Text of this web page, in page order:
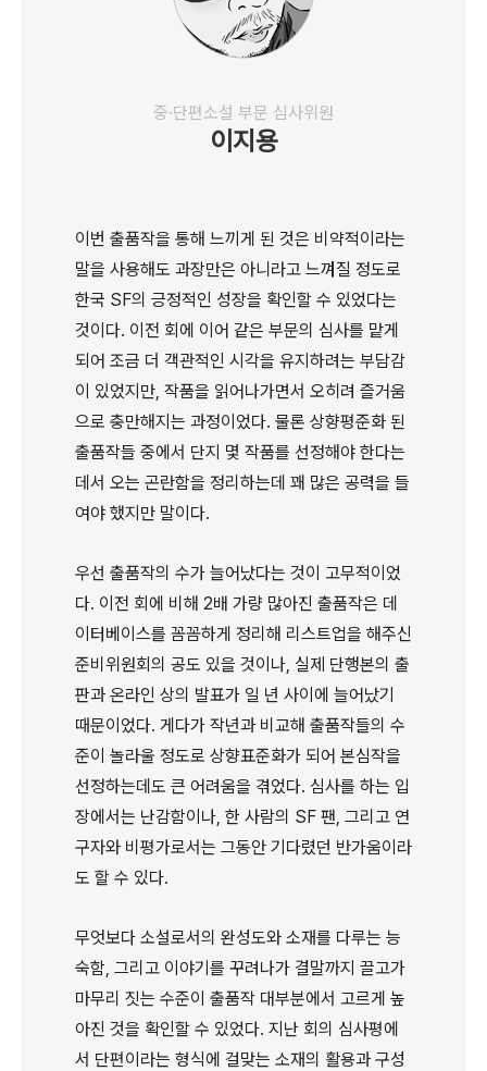
중·단편소설 부문 심사위원
이지용
이번 출품작을 통해 느끼게 된 것은 비약적이라는
말을 사용해도 과장만은 아니라고 느껴질 정도로
한국 SF의 긍정적인 성장을 확인할 수 있었다는
것이다. 이전 회에 이어 같은 부문의 심사를 맡게
되어 조금 더 객관적인 시각을 유지하려는 부담감
이 있었지만, 작품을 읽어나가면서 오히려 즐거움
으로 충만해지는 과정이었다. 물론 상향평준화 된
출품작들 중에서 단지 몇 작품를 선정해야 한다는
데서 오는 곤란함을 정리하는데 꽤 많은 공력을 들
여야 했지만 말이다.
우선 출품작의 수가 늘어났다는 것이 고무적이었
다. 이전 회에 비해 2배 가량 많아진 출품작은 데
이터베이스를 꼼꼼하게 정리해 리스트업을 해주신
준비위원회의 공도 있을 것이나, 실제 단행본의 출
판과 온라인 상의 발표가 일 년 사이에 늘어났기
때문이었다. 게다가 작년과 비교해 출품작들의 수
준이 놀라울 정도로 상향표준화가 되어 본심작을
선정하는데도 큰 어려움을 겪었다. 심사를 하는 입
장에서는 난감함이나, 한 사람의 SF 팬, 그리고 연
구자와 비평가로서는 그동안 기다렸던 반가움이라
도 할 수 있다.
무엇보다 소설로서의 완성도와 소재를 다루는 능
숙함, 그리고 이야기를 꾸려나가 결말까지 끌고가
마무리 짓는 수준이 출품작 대부분에서 고르게 높
아진 것을 확인할 수 있었다. 지난 회의 심사평에
서 단편이라는 형식에 걸맞는 소재의 활용과 구성